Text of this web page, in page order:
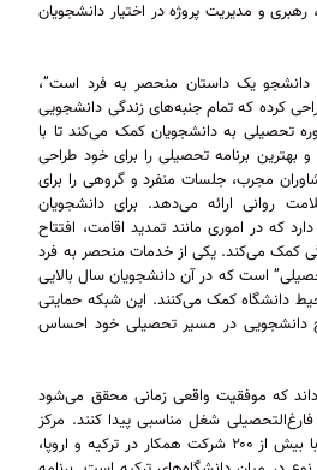
رهبری و مدیریت پروژه در اختیار دانشجویان
دانشجو یک داستان منحصر به فرد است”،
کرده که تمام جنبه‌های زندگی دانشجویی
تحصیلی به دانشجویان کمک می‌کند تا با
بهترین برنامه تحصیلی را برای خود طراحی
مجرب، جلسات منفرد و گروهی را برای
روانی ارائه می‌دهد. برای دانشجویان
که در اموری مانند تمدید اقامت، افتتاح
کمک می‌کند. یکی از خدمات منحصر به فرد
است که در آن دانشجویان سال بالایی
دانشگاه کمک می‌کنند. این شبکه حمایتی
در مسیر تحصیلی خود احساس
که موفقیت واقعی زمانی محقق می‌شود
شغل مناسبی پیدا کنند. مرکز
راهنمایی شغلی این دانشگاه با بیش از ۲۰۰ شرکت همکار در ترکیه و اروپا،